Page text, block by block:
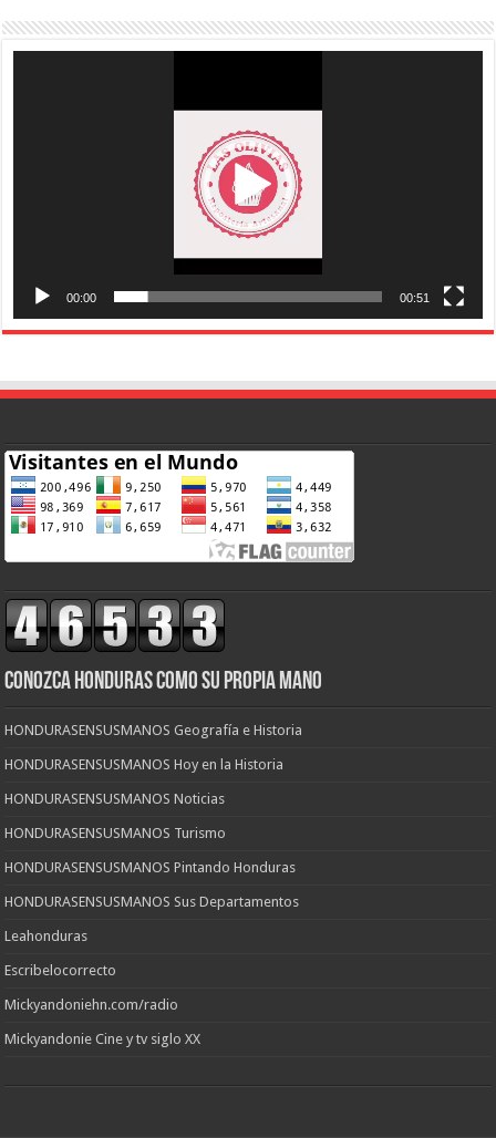
00:00 00:51
CONOZCA HONDURAS COMO SU PROPIA MANO
HONDURASENSUSMANOS Geografía e Historia
HONDURASENSUSMANOS Hoy en la Historia
HONDURASENSUSMANOS Noticias
HONDURASENSUSMANOS Turismo
HONDURASENSUSMANOS Pintando Honduras
HONDURASENSUSMANOS Sus Departamentos
Leahonduras
Escribelocorrecto
Mickyandoniehn.com/radio
Mickyandonie Cine y tv siglo XX